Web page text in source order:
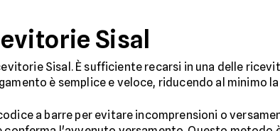
Sisal
Sisal. È sufficiente recarsi in una delle
è semplice e veloce, riducendo al minimo
a barre per evitare incomprensioni o